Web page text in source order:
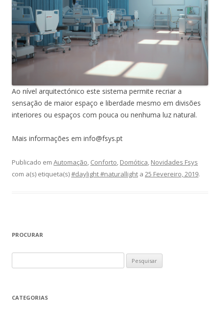
Ao nível arquitectónico este sistema permite recriar a
sensação de maior espaço e liberdade mesmo em divisões
interiores ou espaços com pouca ou nenhuma luz natural.
Mais informações em info@fsys.pt
Publicado em Automação, Conforto, Domótica, Novidades Fsys
com a(s) etiqueta(s)#daylight #naturallight a 25 Fevereiro, 2019.
PROCURAR
por:
CATEGORIAS